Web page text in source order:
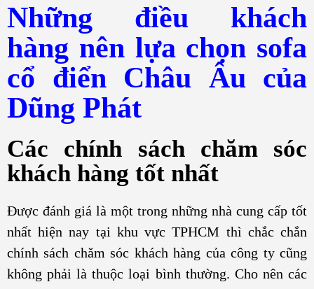
Những điều khách
hàng nên lựa chọn sofa
cổ điển Châu Âu của
Dũng Phát
Các chính sách chăm sóc
khách hàng tốt nhất
Được đánh giá là một trong những nhà cung cấp tốt
nhất hiện nay tại khu vực TPHCM thì chắc chắn
chính sách chăm sóc khách hàng của công ty cũng
không phải là thuộc loại bình thường. Cho nên các